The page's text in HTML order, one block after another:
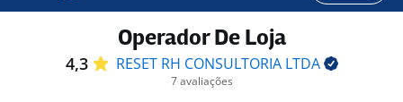
Operador De Loja
4,3 RESET RH CONSULTORIA LTDA
7 avaliações